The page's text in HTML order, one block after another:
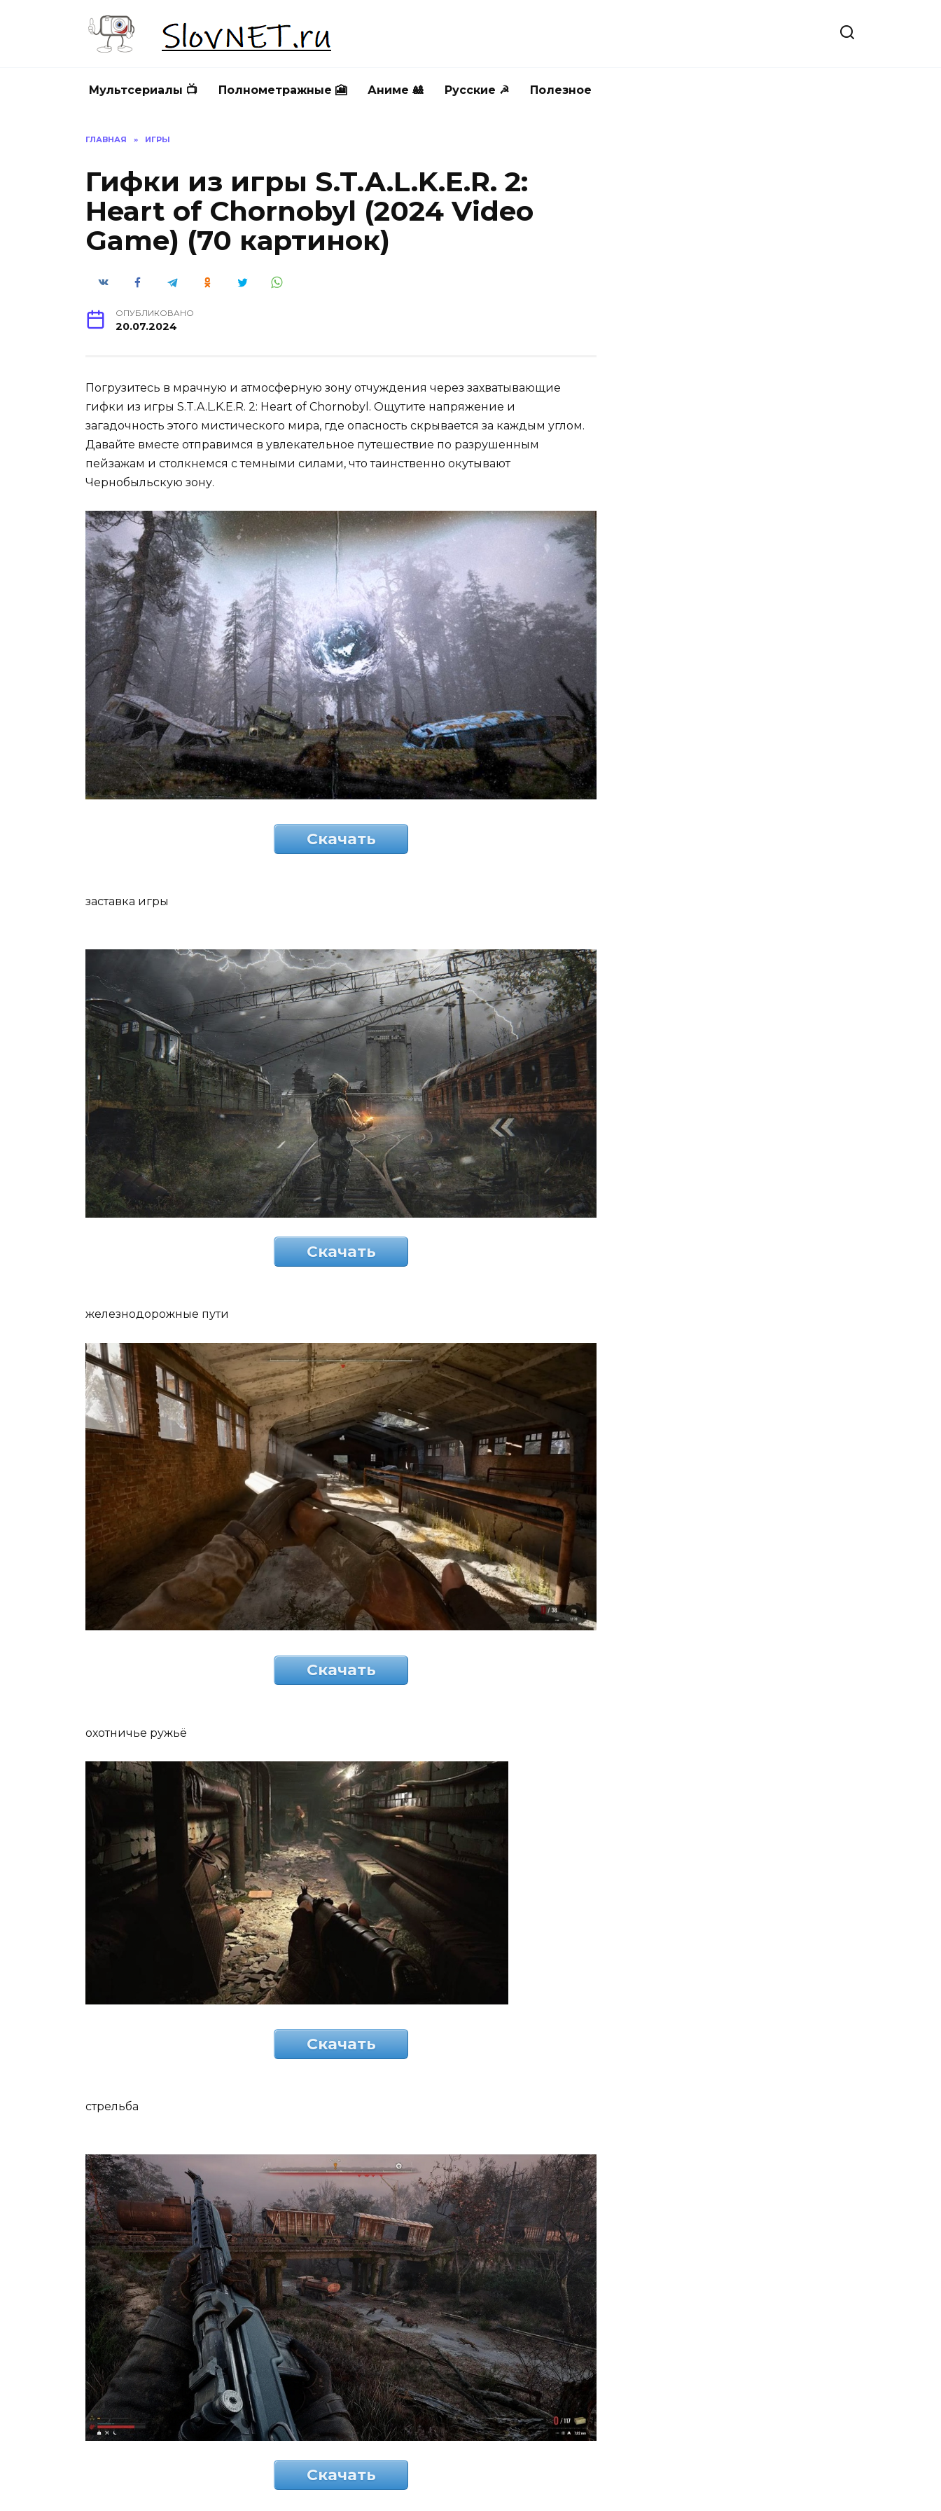
Мультсериалы 📺 Полнометражные 🎦 Аниме 🎎 Русские ☭ Полезное
ГЛАВНАЯ » ИГРЫ
Гифки из игры S.T.A.L.K.E.R. 2:
Heart of Chornobyl (2024 Video
Game) (70 картинок)
ОПУБЛИКОВАНО
20.07.2024
Погрузитесь в мрачную и атмосферную зону отчуждения через захватывающие
гифки из игры S.T.A.L.K.E.R. 2: Heart of Chornobyl. Ощутите напряжение и
загадочность этого мистического мира, где опасность скрывается за каждым углом.
Давайте вместе отправимся в увлекательное путешествие по разрушенным
пейзажам и столкнемся с темными силами, что таинственно окутывают
Чернобыльскую зону.
Скачать
заставка игры
Скачать
железнодорожные пути
Скачать
охотничье ружьё
Скачать
стрельба
Скачать